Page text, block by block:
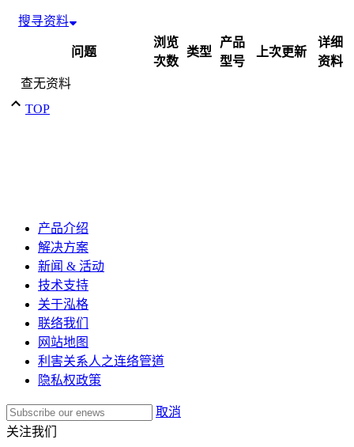
搜寻资料
问题
浏览
次数
类型
产品
型号
上次更新
详细
资料
查无资料
TOP
产品介绍
解决方案
新闻 & 活动
技术支持
关于泓格
联络我们
网站地图
利害关系人之连络管道
隐私权政策
取消
关注我们